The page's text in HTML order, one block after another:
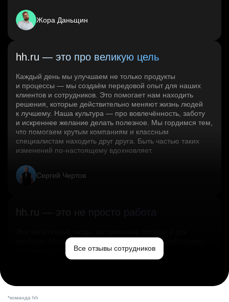
Жора Даньщин
hh.ru — это про великую цель
Каждый день мы улучшаем не только продукты
и процессы — мы создаём передовой опыт для наших
клиентов и сотрудников. Это помогает нам находить
решения, которые действительно меняют жизнь людей
к лучшему. Наша культура — про вовлечённость, заботу
и искреннее желание делать полезное. Мы гордимся тем,
что помогаем крутым компаниям и классным
специалистам находить друг друга. Быть частью таких
изменений по‑настоящему вдохновляет.
Сергей Чертов
hh.ru — это не просто работа
свободы. Мы помогаем миру и создаём лучший сервис
по поиску работы в стране.Все отзывы сотрудников
*команда hh